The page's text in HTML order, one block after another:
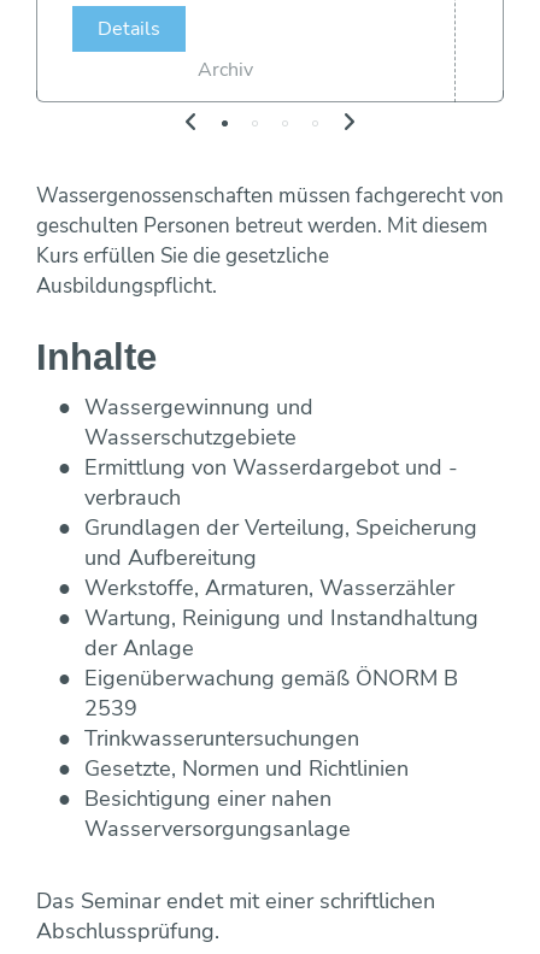
Regelwerke
Trinkwasserbar
Trinkwassernotversorgung
Versicherungen
Wahlergebnisse
Vorträge & Präsentationen
Fotos & Impressionen
Bildung ONLINE
Speicherung
Wasseraufbereitung
Wasserzähler
Fremdüberwachung von
Eigenüberwachung von
Projekte / Studien
EU-Angelegenheiten
Maulwurf- und Rohrlosdränung
Chronik
Team
Archiv
Details
Wassergenossenschaften müssen fachgerecht von
geschulten Personen betreut werden. Mit diesem
Kurs erfüllen Sie die gesetzliche
Ausbildungspflicht.
Inhalte
Wassergewinnung und
Wasserschutzgebiete
Ermittlung von Wasserdargebot und -
verbrauch
Grundlagen der Verteilung, Speicherung
und Aufbereitung
Werkstoffe, Armaturen, Wasserzähler
Wartung, Reinigung und Instandhaltung
der Anlage
Eigenüberwachung gemäß ÖNORM B
2539
Trinkwasseruntersuchungen
Gesetzte, Normen und Richtlinien
Besichtigung einer nahen
Wasserversorgungsanlage
Das Seminar endet mit einer schriftlichen
Abschlussprüfung.